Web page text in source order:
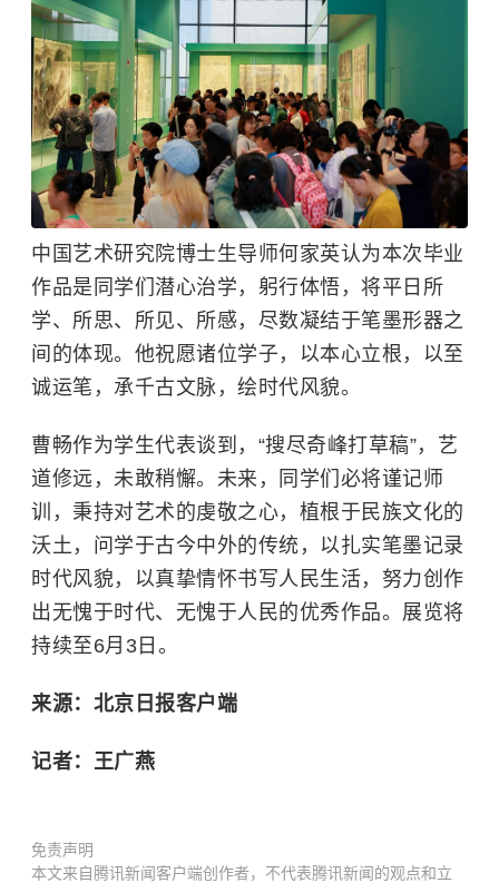
中国艺术研究院博士生导师何家英认为本次毕业
作品是同学们潜心治学，躬行体悟，将平日所
学、所思、所见、所感，尽数凝结于笔墨形器之
间的体现。他祝愿诸位学子，以本心立根，以至
诚运笔，承千古文脉，绘时代风貌。
曹畅作为学生代表谈到，“搜尽奇峰打草稿”，艺
道修远，未敢稍懈。未来，同学们必将谨记师
训，秉持对艺术的虔敬之心，植根于民族文化的
沃土，问学于古今中外的传统，以扎实笔墨记录
时代风貌，以真挚情怀书写人民生活，努力创作
出无愧于时代、无愧于人民的优秀作品。展览将
持续至6月3日。
来源：北京日报客户端
记者：王广燕
免责声明
本文来自腾讯新闻客户端创作者，不代表腾讯新闻的观点和立